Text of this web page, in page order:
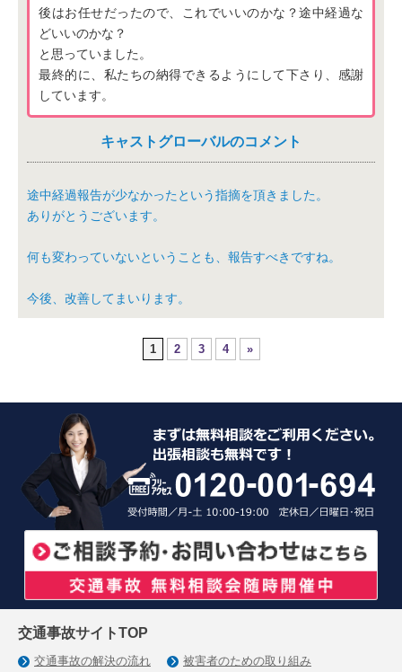
後はお任せだったので、これでいいのかな？途中経過な
どいいのかな？
と思っていました。
最終的に、私たちの納得できるようにして下さり、感謝
しています。
キャストグローバルのコメント
途中経過報告が少なかったという指摘を頂きました。
ありがとうございます。
何も変わっていないということも、報告すべきですね。
今後、改善してまいります。
1 2 3 4 »
交通事故サイトTOP
交通事故の解決の流れ
被害者のための取り組み